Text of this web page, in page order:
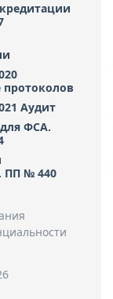
Аудит
ФСА.
ПП № 440